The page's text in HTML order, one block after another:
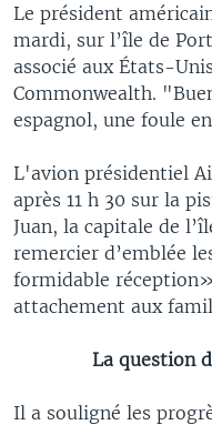
Le président
mardi, sur l’île de
associé aux États-
Commonwealth.
espagnol, une foule
L'avion présidentiel
après 11 h 30 sur la
Juan, la capitale de
remercier d’emblée
formidable
attachement aux
La question
Il a souligné les